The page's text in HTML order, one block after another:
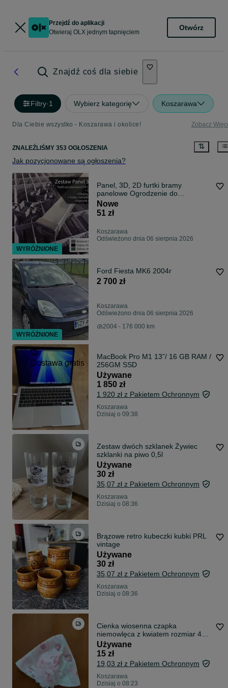
Przejdź do aplikacji
Otwieraj OLX jednym tapnięciem
Otwórz
Znajdź coś dla siebie
Filtry·1 Wybierz kategorię Koszarawa
Dla Ciebie wszystko - Koszarawa i okolice! Zobacz
ZNALEŹLIŚMY 353 OGŁOSZENIA
Jak pozycjonowane są ogłoszenia?
Panel, 3D, 2D furtki bramy
panelowe Ogrodzenie do
PRODUCENTA
Nowe
51 zł
Koszarawa
Odświeżono dnia 06 sierpnia 2026
Ford Fiesta MK6 2004r
2 700 zł
Koszarawa
Odświeżono dnia 06 sierpnia 2026
2004 - 176 000 km
Dostawa gratis
MacBook Pro M1 13”/ 16 GB RAM /
256GM SSD
Używane
1 850 zł
1 920 zł z Pakietem Ochronnym
Koszarawa
Dzisiaj o 09:38
Zestaw dwóch szklanek Żywiec
szklanki na piwo 0,5l
Używane
30 zł
35,07 zł z Pakietem Ochronnym
Koszarawa
Dzisiaj o 08:36
Brązowe retro kubeczki kubki PRL
vintage
Używane
30 zł
35,07 zł z Pakietem Ochronnym
Koszarawa
Dzisiaj o 08:36
Cienka wiosenna czapka
niemowlęca z kwiatem rozmiar 42
cm
Używane
15 zł
19,03 zł z Pakietem Ochronnym
Koszarawa
Dzisiaj o 08:23
WYRÓŻNIONE
WYRÓŻNIONE